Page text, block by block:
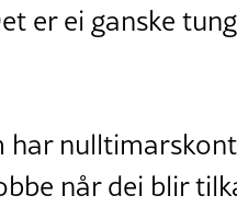
er ei ganske
når dei blir